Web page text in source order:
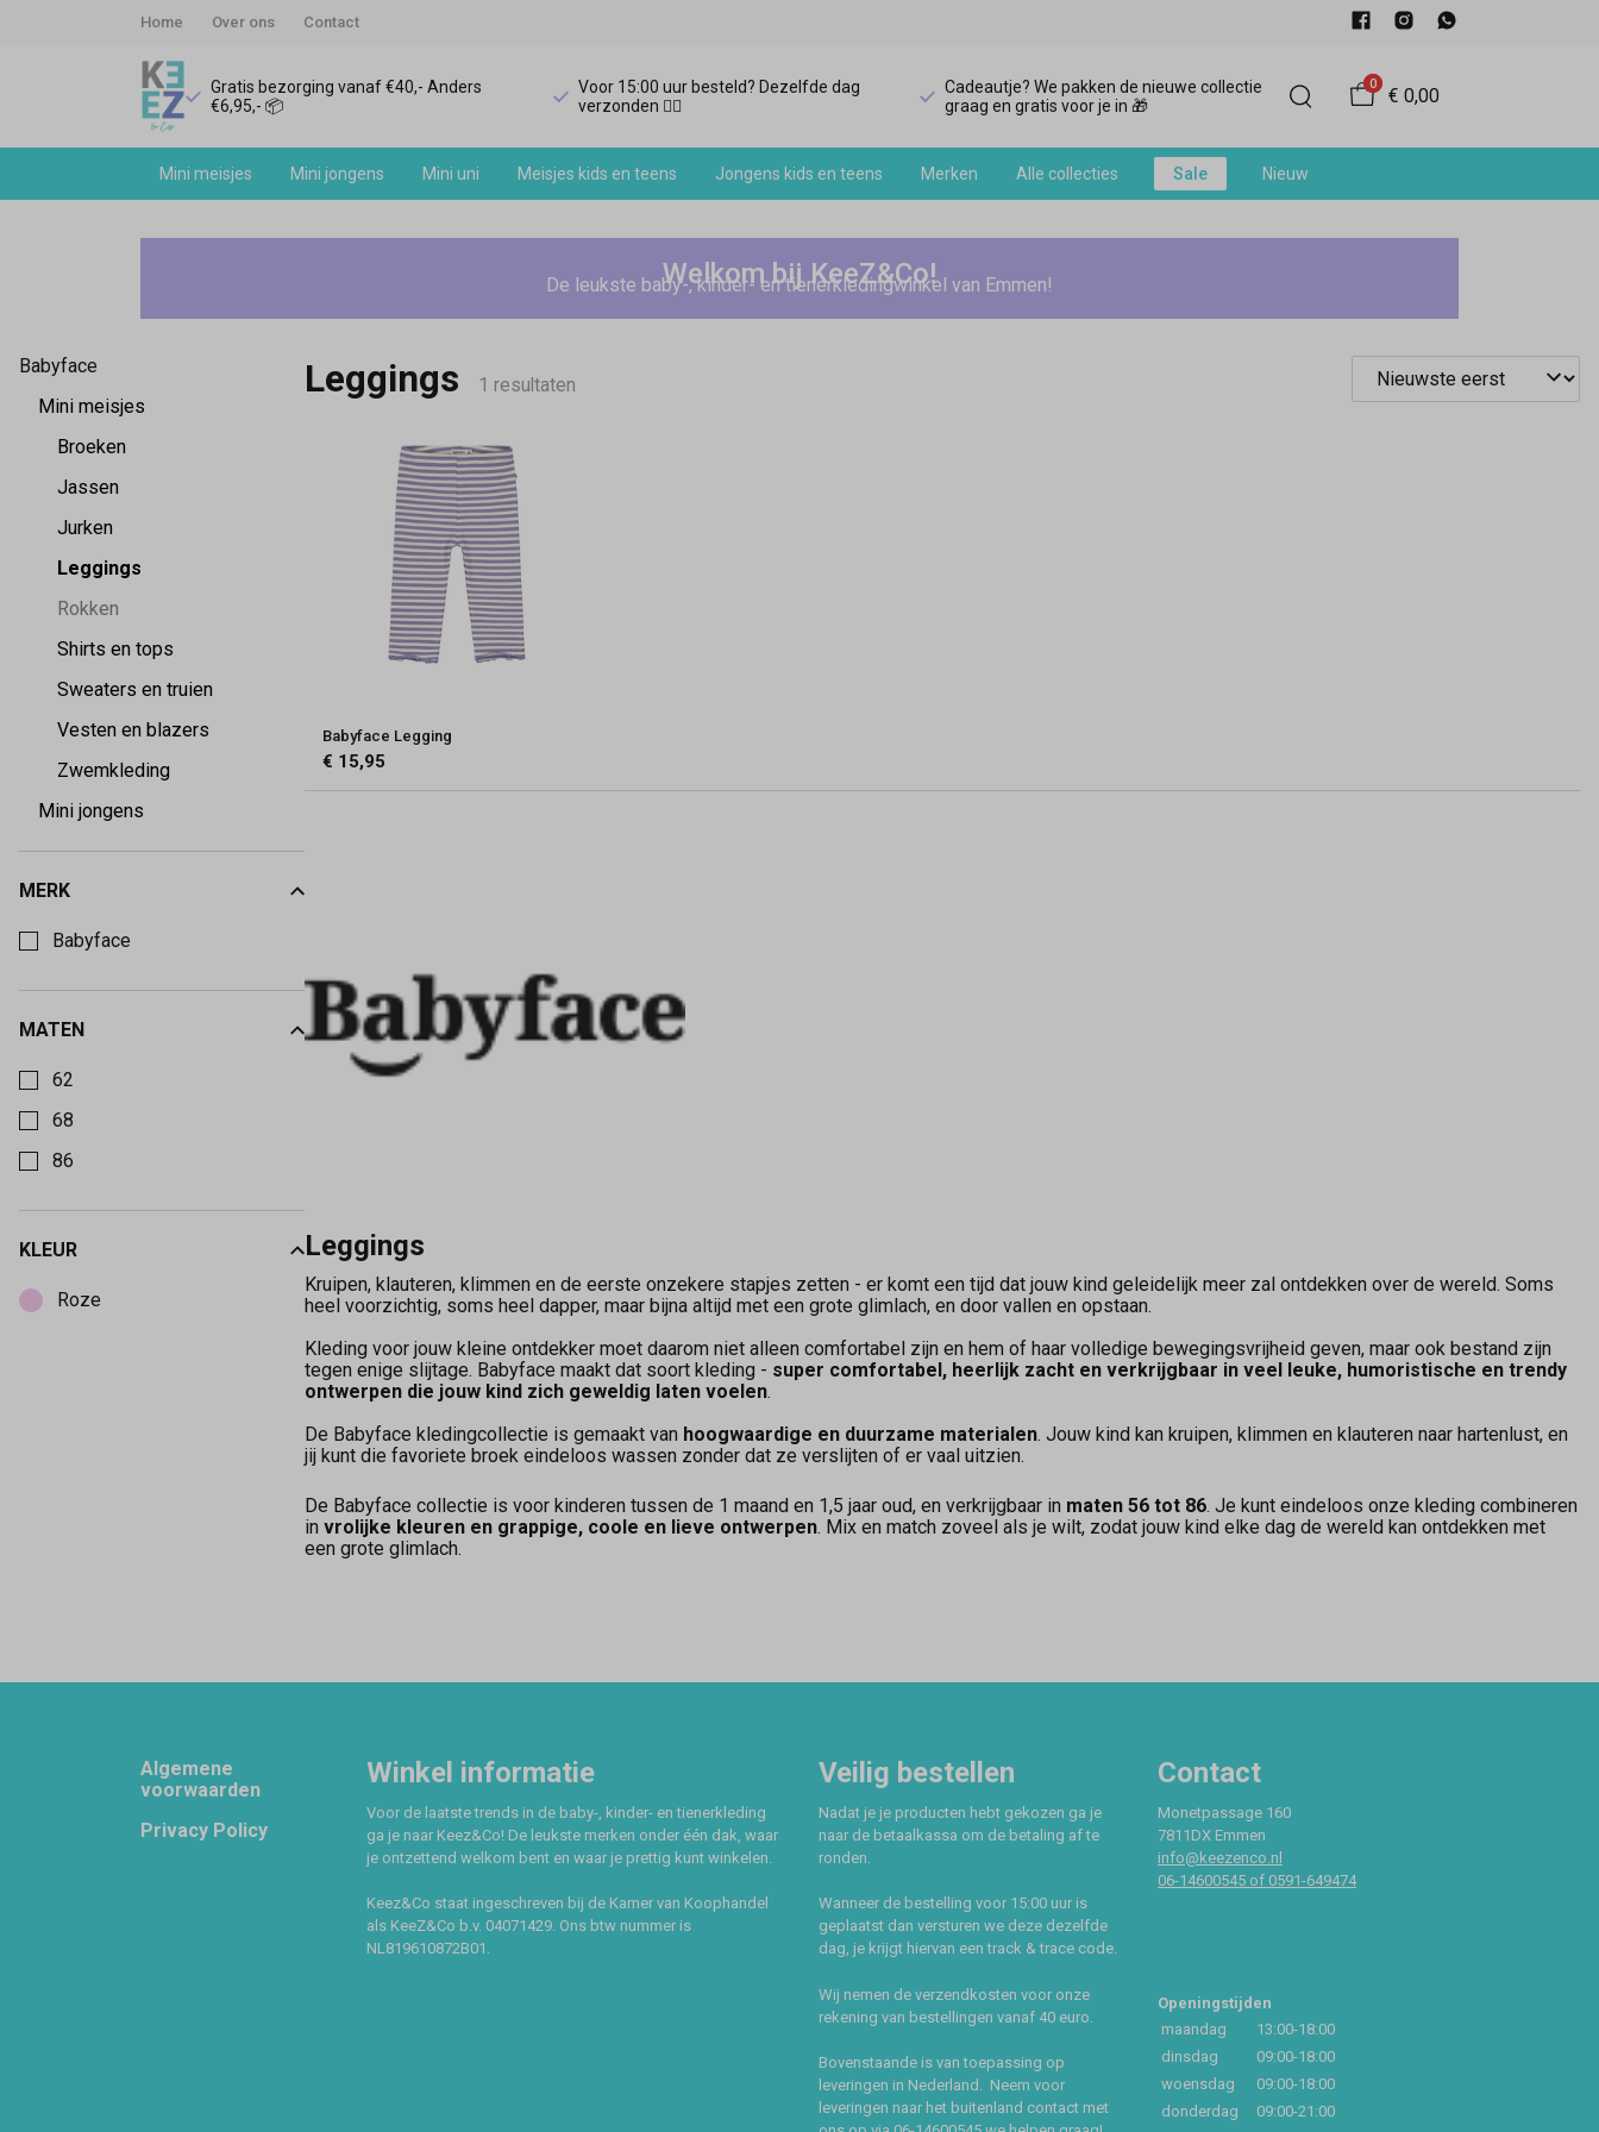
Home Over ons Contact
Gratis bezorging vanaf €40,- Anders
€6,95,- 📦
Voor 15:00 uur besteld? Dezelfde dag
verzonden 🏃‍♀️
Cadeautje? We pakken de nieuwe collectie
graag en gratis voor je in 🎁
0
€ 0,00
Mini meisjes Mini jongens Mini uni Meisjes kids en teens Jongens kids en teens Merken Alle collecties Sale Nieuw
Babyface
meisjes
leggings
Keez&Co
Welkom bij KeeZ&Co!
De leukste baby-, kinder- en tienerkledingwinkel van Emmen!
Babyface
Mini meisjes
Broeken
Jassen
Jurken
Leggings
Rokken
Shirts en tops
Sweaters en truien
Vesten en blazers
Zwemkleding
Mini jongens
MERK
Babyface
MATEN
62
68
86
KLEUR
Roze
Leggings 1 resultaten
Babyface Legging
€ 15,95
Leggings
Kruipen, klauteren, klimmen en de eerste onzekere stapjes zetten - er komt een tijd dat jouw kind geleidelijk meer zal ontdekken over de wereld. Soms
heel voorzichtig, soms heel dapper, maar bijna altijd met een grote glimlach, en door vallen en opstaan.
Kleding voor jouw kleine ontdekker moet daarom niet alleen comfortabel zijn en hem of haar volledige bewegingsvrijheid geven, maar ook bestand zijn
tegen enige slijtage. Babyface maakt dat soort kleding - super comfortabel, heerlijk zacht en verkrijgbaar in veel leuke, humoristische en trendy
ontwerpen die jouw kind zich geweldig laten voelen.
De Babyface kledingcollectie is gemaakt van hoogwaardige en duurzame materialen. Jouw kind kan kruipen, klimmen en klauteren naar hartenlust, en
jij kunt die favoriete broek eindeloos wassen zonder dat ze verslijten of er vaal uitzien.
De Babyface collectie is voor kinderen tussen de 1 maand en 1,5 jaar oud, en verkrijgbaar in maten 56 tot 86. Je kunt eindeloos onze kleding combineren
in vrolijke kleuren en grappige, coole en lieve ontwerpen. Mix en match zoveel als je wilt, zodat jouw kind elke dag de wereld kan ontdekken met
een grote glimlach.
Footer
Algemene
voorwaarden
Privacy Policy
Winkel informatie
Voor de laatste trends in de baby-, kinder- en tienerkleding
ga je naar Keez&Co! De leukste merken onder één dak, waar
je ontzettend welkom bent en waar je prettig kunt winkelen.
Keez&Co staat ingeschreven bij de Kamer van Koophandel
als KeeZ&Co b.v. 04071429. Ons btw nummer is
NL819610872B01.
Veilig bestellen
Nadat je je producten hebt gekozen ga je
naar de betaalkassa om de betaling af te
ronden.
Wanneer de bestelling voor 15:00 uur is
geplaatst dan versturen we deze dezelfde
dag, je krijgt hiervan een track & trace code.
Wij nemen de verzendkosten voor onze
rekening van bestellingen vanaf 40 euro.
Bovenstaande is van toepassing op
leveringen in Nederland. Neem voor
leveringen naar het buitenland contact met
Contact
Monetpassage 160
7811DX Emmen
info@keezenco.nl
06-14600545 of 0591-649474
Openingstijden
maandag
13:00-18:00
dinsdag
09:00-18:00
woensdag
09:00-18:00
donderdag
09:00-21:00